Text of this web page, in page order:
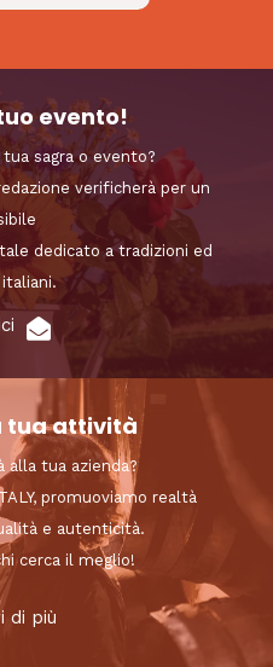
evento!
sagra o evento?
verificherà per un
dedicato a tradizioni ed
tua attività
alla tua azienda?
promuoviamo realtà
e autenticità.
cerca il meglio!
di più